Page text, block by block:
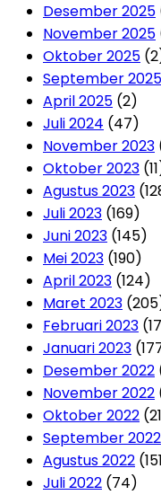
Desember 2025
November 2025
Oktober 2025
September 2025
April 2025 (2)
Juli 2024 (47)
November 2023
Oktober 2023
Agustus 2023
Juli 2023 (169)
Juni 2023 (145)
Mei 2023 (190)
April 2023 (124)
Maret 2023
Februari 2023
Januari 2023
Desember 2022
November 2022
Oktober 2022
September 2022
Agustus 2022
Juli 2022 (74)